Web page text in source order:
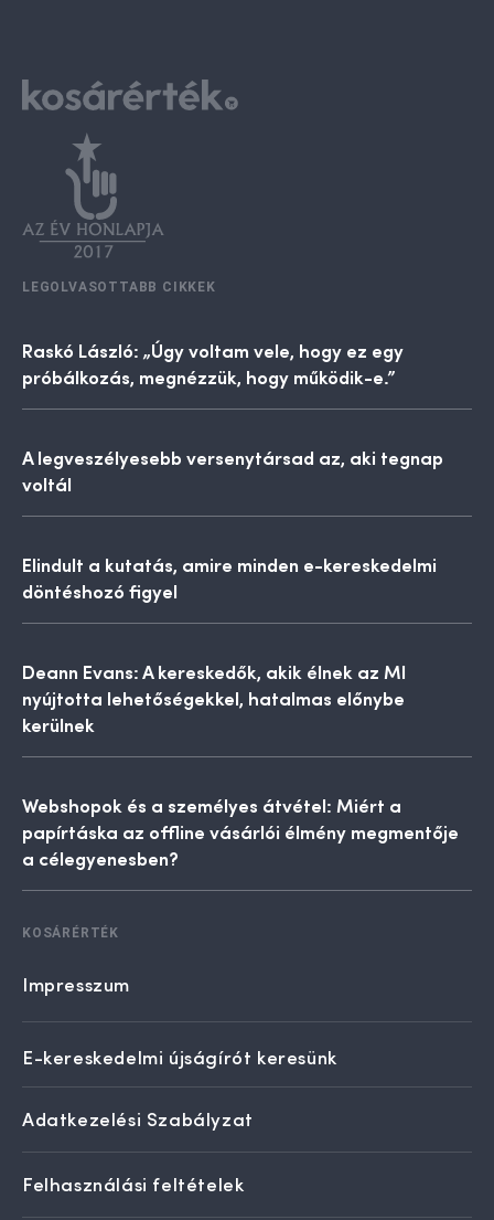
LEGOLVASOTTABB CIKKEK
Raskó László: „Úgy voltam vele, hogy ez egy
próbálkozás, megnézzük, hogy működik-e.”
A legveszélyesebb versenytársad az, aki tegnap
voltál
Elindult a kutatás, amire minden e-kereskedelmi
döntéshozó figyel
Deann Evans: A kereskedők, akik élnek az MI
nyújtotta lehetőségekkel, hatalmas előnybe
kerülnek
Webshopok és a személyes átvétel: Miért a
papírtáska az offline vásárlói élmény megmentője
a célegyenesben?
KOSÁRÉRTÉK
Impresszum
E-kereskedelmi újságírót keresünk
Adatkezelési Szabályzat
Felhasználási feltételek